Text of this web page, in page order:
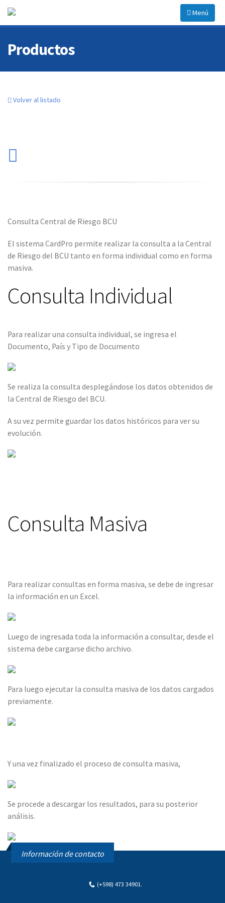
Menú
Productos
Volver al listado
Consulta Central de Riesgo BCU
El sistema CardPro permite realizar la consulta a la Central
de Riesgo del BCU tanto en forma individual como en forma
masiva.
Consulta Individual
Para realizar una consulta individual, se ingresa el
Documento, País y Tipo de Documento
Se realiza la consulta desplegándose los datos obtenidos de
la Central de Riesgo del BCU.
A su vez permite guardar los datos históricos para ver su
evolución.
Consulta Masiva
Para realizar consultas en forma masiva, se debe de ingresar
la información en un Excel.
Luego de ingresada toda la información a consultar, desde el
sistema debe cargarse dicho archivo.
Para luego ejecutar la consulta masiva de los datos cargados
previamente.
Y una vez finalizado el proceso de consulta masiva,
Se procede a descargar los resultados, para su posterior
análisis.
Información de contacto
(+598) 473 34901.